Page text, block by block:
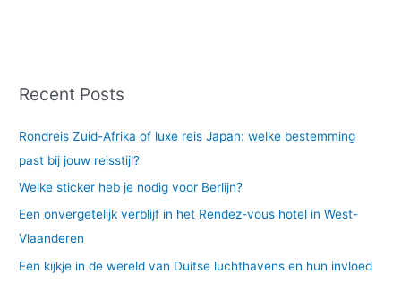
Recent Posts
Rondreis Zuid-Afrika of luxe reis Japan: welke bestemming
past bij jouw reisstijl?
Welke sticker heb je nodig voor Berlijn?
Een onvergetelijk verblijf in het Rendez-vous hotel in West-
Vlaanderen
Een kijkje in de wereld van Duitse luchthavens en hun invloed